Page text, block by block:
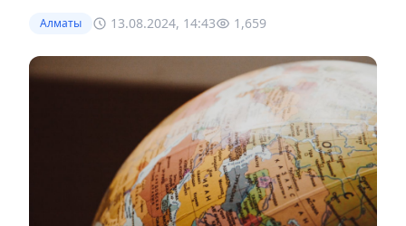
Алматы 13.08.2024, 14:43 1,659